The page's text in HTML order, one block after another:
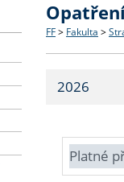
Struktura
Strategie
Fakultní
Co
Učitelské
O vědě a
Aktuální
FF > Fakulta >
2026
Platné